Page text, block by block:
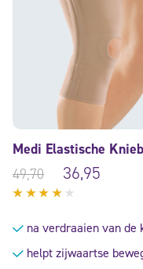
Medi Elastische
49,70
36,95
uit 5
na verdraaien van de
helpt zijwaartse